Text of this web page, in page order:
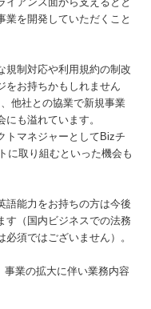
業を開発していただくこと
規制対応や利用規約の制改
をお持ちかもしれません
他社との協業で新規事業
も溢れています。
トマネジャーとしてBizチ
に取り組むといった機会も
語能力をお持ちの方は今後
す（国内ビジネスでの法務
須ではございません）。
業の拡大に伴い業務内容